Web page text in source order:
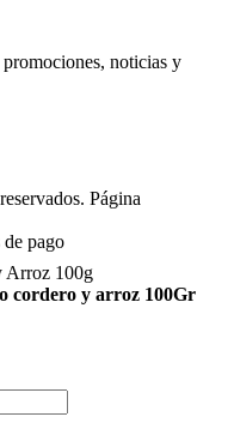
noticias y
Página
cordero y arroz 100Gr